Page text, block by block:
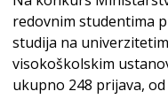
redovnim studentima
studija na
visokoškolskim
ukupno 248 prijava,